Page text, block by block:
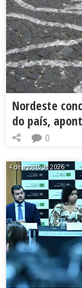
Nordeste
do país,
0
4 de agosto de 2026